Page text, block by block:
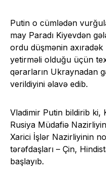
Putin o cümlədən
may Paradı Kiyevdən
ordu düşmənin
yetirməli olduğu üçün
qərarların Ukraynadan
verildiyini əlavə edib.
Vladimir Putin bildirib ki,
Rusiya Müdafiə
Xarici İşlər Nazirliyinin
tərəfdaşları – Çin,
başlayıb.